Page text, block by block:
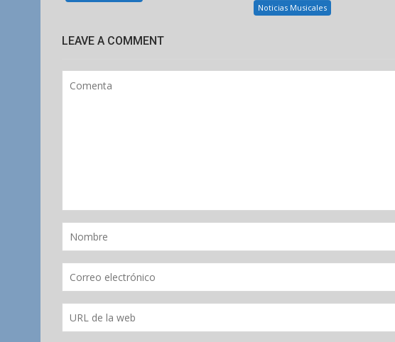
Noticias Musicales
LEAVE A COMMENT